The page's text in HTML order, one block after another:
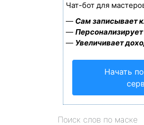
Чат-бот для
— Сам записывает
—
— Увеличивает
Начать
Поиск слов по маске